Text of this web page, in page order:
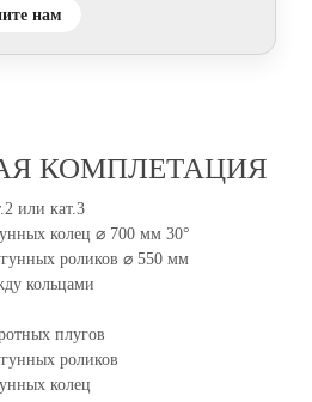
нам
КОМПЛЕТАЦИЯ
или кат.3
колец ⌀ 700 мм 30°
роликов ⌀ 550 мм
кольцами
плугов
роликов
колец